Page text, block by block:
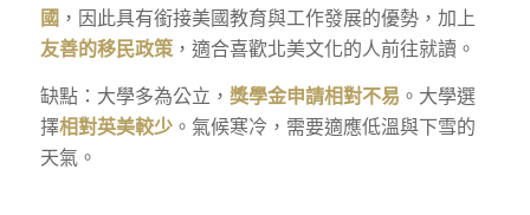
國 ，因此具有銜接美國教育與工作發展的優勢，加上
友善的移民政策，適合喜歡北美文化的人前往就讀。
缺點：大學多為公立， 獎學金申請相對不易 。大學選
擇相對英美較少。氣候寒冷，需要適應低溫與下雪的
天氣。